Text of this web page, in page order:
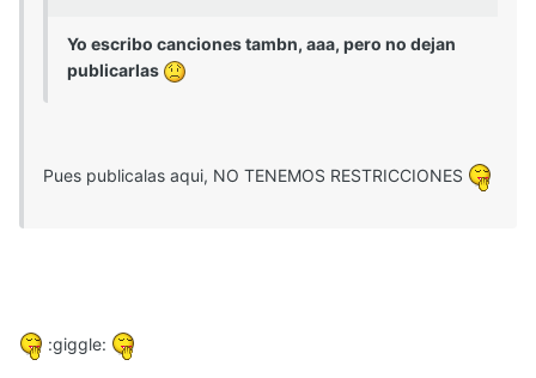
Yo escribo canciones tambn, aaa, pero no dejan
publicarlas
Pues publicalas aqui, NO TENEMOS RESTRICCIONES
:giggle: